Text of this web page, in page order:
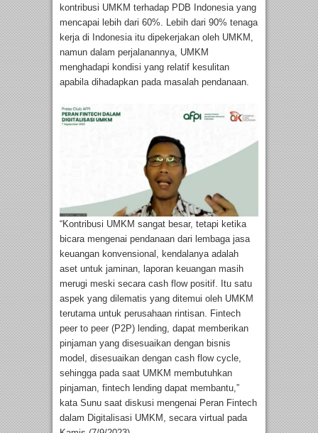
kontribusi UMKM terhadap PDB Indonesia yang
mencapai lebih dari 60%. Lebih dari 90% tenaga
kerja di Indonesia itu dipekerjakan oleh UMKM,
namun dalam perjalanannya, UMKM
menghadapi kondisi yang relatif kesulitan
apabila dihadapkan pada masalah pendanaan.
“Kontribusi UMKM sangat besar, tetapi ketika
bicara mengenai pendanaan dari lembaga jasa
keuangan konvensional, kendalanya adalah
aset untuk jaminan, laporan keuangan masih
merugi meski secara cash flow positif. Itu satu
aspek yang dilematis yang ditemui oleh UMKM
terutama untuk perusahaan rintisan. Fintech
peer to peer (P2P) lending, dapat memberikan
pinjaman yang disesuaikan dengan bisnis
model, disesuaikan dengan cash flow cycle,
sehingga pada saat UMKM membutuhkan
pinjaman, fintech lending dapat membantu,”
kata Sunu saat diskusi mengenai Peran Fintech
dalam Digitalisasi UMKM, secara virtual pada